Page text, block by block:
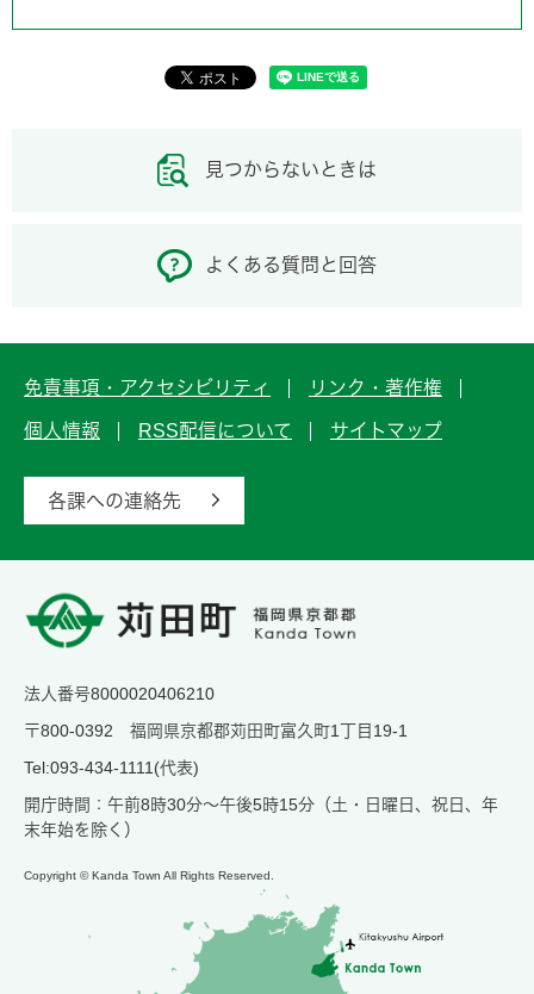
見つからないときは
よくある質問と回答
免責事項・アクセシビリティ リンク・著作権
個人情報 RSS配信について サイトマップ
各課への連絡先
法人番号8000020406210
〒800-0392 福岡県京都郡苅田町富久町1丁目19-1
Tel:093-434-1111(代表)
開庁時間：午前8時30分～午後5時15分（土・日曜日、祝日、年
末年始を除く）
Copyright © Kanda Town All Rights Reserved.